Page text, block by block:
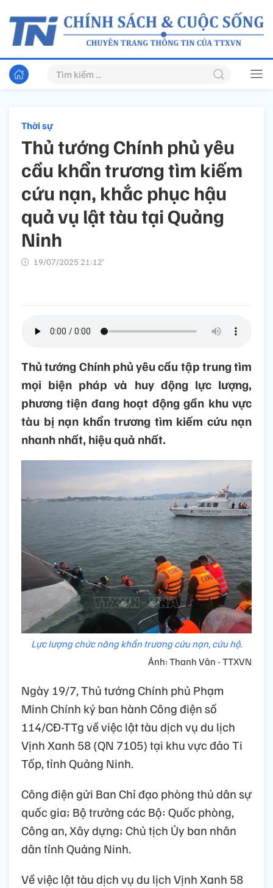
Thời sự
Thủ tướng Chính phủ yêu
cầu khẩn trương tìm kiếm
cứu nạn, khắc phục hậu
quả vụ lật tàu tại Quảng
Ninh
19/07/2025 21:12’
Thủ tướng Chính phủ yêu cầu tập trung tìm
mọi biện pháp và huy động lực lượng,
phương tiện đang hoạt động gần khu vực
tàu bị nạn khẩn trương tìm kiếm cứu nạn
nhanh nhất, hiệu quả nhất.
Lực lượng chức năng khẩn trương cứu nạn, cứu hộ.
Ảnh: Thanh Vân - TTXVN
Ngày 19/7, Thủ tướng Chính phủ Phạm
Minh Chính ký ban hành Công điện số
114/CĐ-TTg về việc lật tàu dịch vụ du lịch
Vịnh Xanh 58 (QN 7105) tại khu vực đảo Ti
Tốp, tỉnh Quảng Ninh.
Công điện gửi Ban Chỉ đạo phòng thủ dân sự
quốc gia; Bộ trưởng các Bộ: Quốc phòng,
Công an, Xây dựng; Chủ tịch Ủy ban nhân
dân tỉnh Quảng Ninh.
Về việc lật tàu dịch vụ du lịch Vịnh Xanh 58